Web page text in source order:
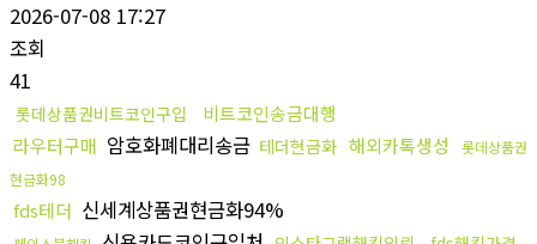
2026-07-08 17:27
조회
41
롯데상품권비트코인구입
비트코인송금대행
라우터구매 암호화폐대리송금 테더현금화 해외카톡생성
롯데상품권
현금화98
fds테더 신세계상품권현금화94%